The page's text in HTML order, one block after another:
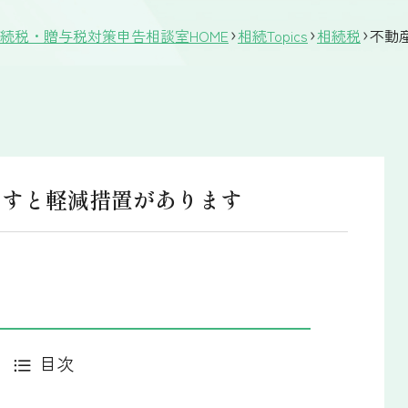
税・贈与税対策申告相談室HOME 相続Topics 相続税 不動
と軽減措置があります
目次